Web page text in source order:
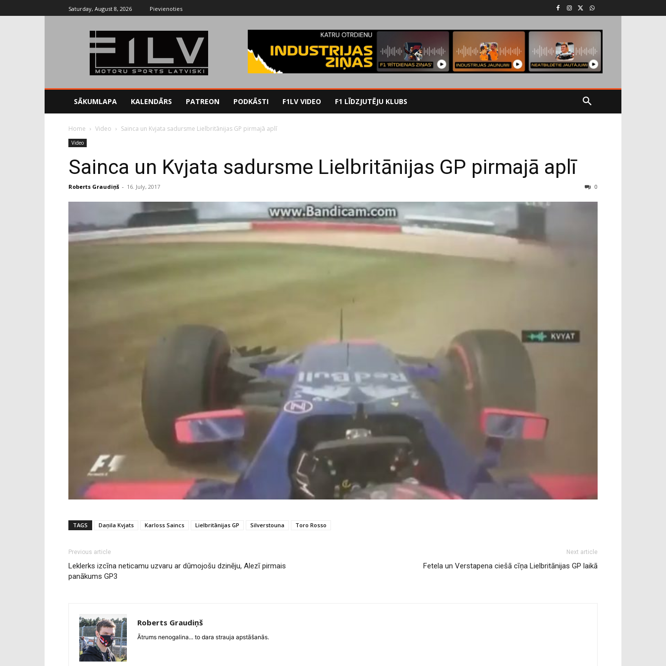
Saturday, August 8, 2026 Pievienoties
SĀKUMLAPA KALENDĀRS PATREON PODKĀSTI F1LV VIDEO F1 LĪDZJUTĒJU KLUBS
Home Video Sainca un Kvjata sadursme Lielbritānijas GP pirmajā aplī
Video
Sainca un Kvjata sadursme Lielbritānijas GP pirmajā aplī
Roberts Graudiņš - 16. July, 2017 0
TAGS Daņila Kvjats Karloss Saincs Lielbritānijas GP Silverstouna Toro Rosso
Previous article
Leklerks izcīna neticamu uzvaru ar dūmojošu dzinēju, Alezī pirmais
panākums GP3
Next article
Fetela un Verstapena ciešā cīņa Lielbritānijas GP laikā
Roberts Graudiņš
Ātrums nenogalina... to dara strauja apstāšanās.